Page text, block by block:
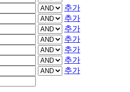
추가
추가
추가
추가
추가
추가
추가